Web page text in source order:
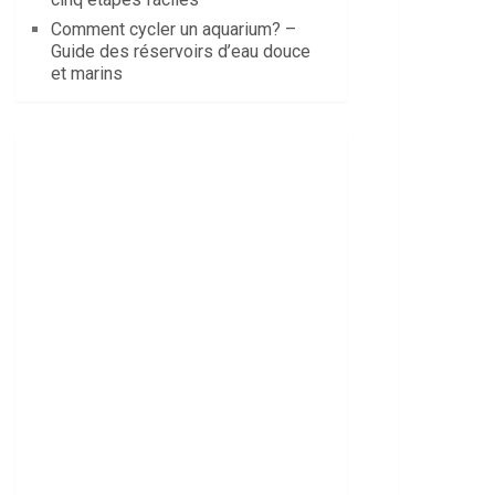
Comment cycler un aquarium? –
Guide des réservoirs d’eau douce
et marins